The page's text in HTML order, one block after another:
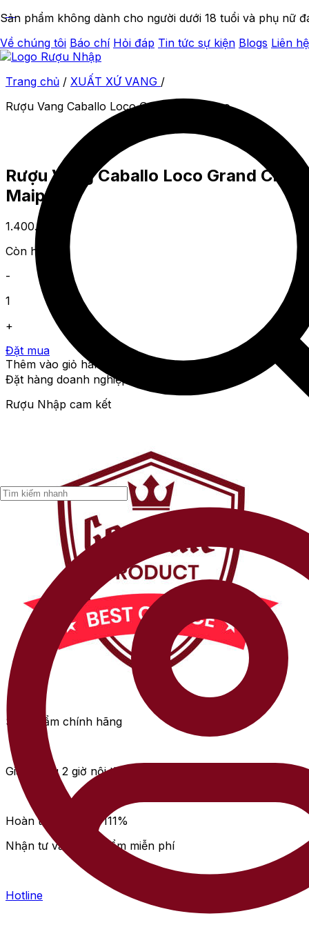
Sản phẩm không dành cho người dưới 18 tuổi và phụ nữ
Về chúng tôi Báo chí Hỏi đáp Tin tức sự kiện Blogs Liên hệ
Trang chủ / XUẤT XỨ VANG /
Rượu Vang Caballo Loco Grand Cru Maipo
Rượu Vang Caballo Loco Grand Cru
Maipo
1.400.000
Còn hàng
-
1
+
Đặt mua
Thêm vào giỏ hàng
Đặt hàng doanh nghiệp
Rượu Nhập cam kết
Sản phẩm chính hãng
Giao hàng 2 giờ nội thành
Hoàn tiền lên đến 111%
Nhận tư vấn sản phẩm miễn phí
Hotline